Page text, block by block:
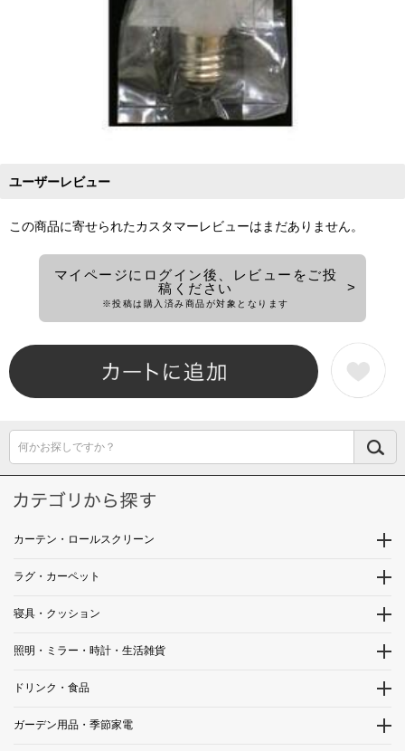
ユーザーレビュー
この商品に寄せられたカスタマーレビューはまだありません。
マイページにログイン後、レビューをご投
稿ください
※投稿は購入済み商品が対象となります
何かお探しですか？
カーテン・ロールスクリーン
ラグ・カーペット
寝具・クッション
照明・ミラー・時計・生活雑貨
ドリンク・食品
ガーデン用品・季節家電